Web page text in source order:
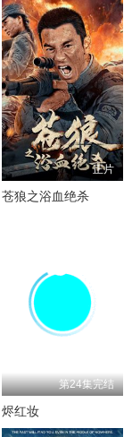
正片
苍狼之浴血绝杀
第24集完结
烬红妆